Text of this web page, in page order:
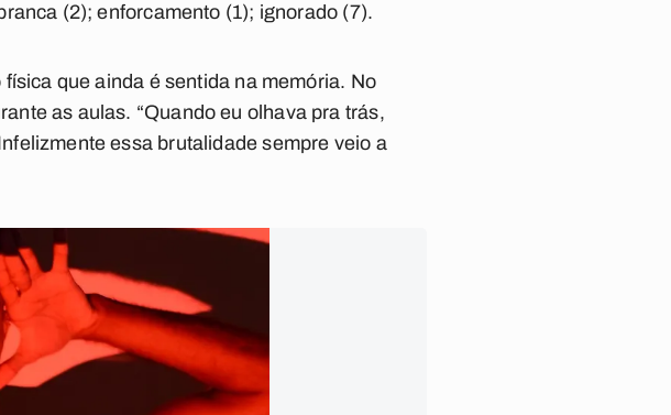
(2); enforcamento (1); ignorado (7).
que ainda é sentida na memória. No
as aulas. “Quando eu olhava pra trás,
essa brutalidade sempre veio a